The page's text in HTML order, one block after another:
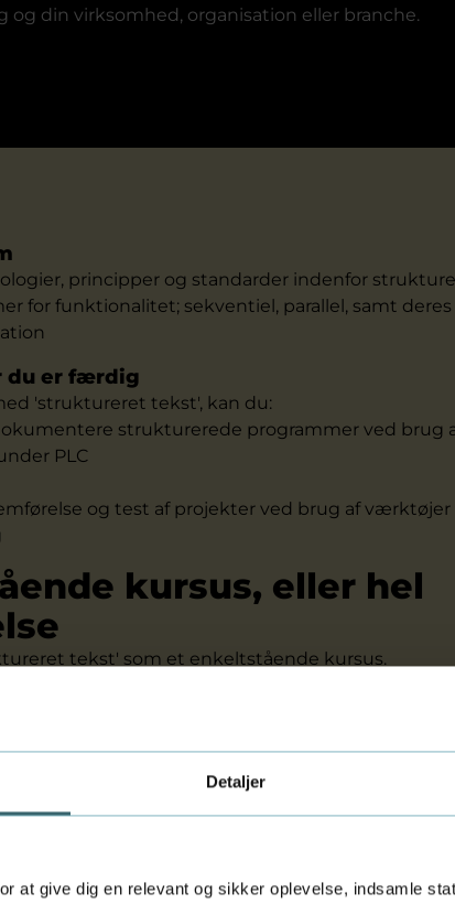
Detaljer
at give dig en relevant og sikker oplevelse, indsamle
og din virksomhed, organisation eller branche.
principper og standarder indenfor
for funktionalitet; sekventiel, parallel, samt
du er færdig
'struktureret tekst', kan du:
strukturerede programmer ved brug
PLC
og test af projekter ved brug af
kursus, eller hel
tekst' som et enkeltstående kursus.
akademiuddannelse i
som valgfag på andre akademiuddannelser.
7-trinsskalaen.